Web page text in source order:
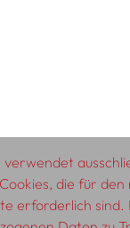
verwendet
die für den
erforderlich sind.